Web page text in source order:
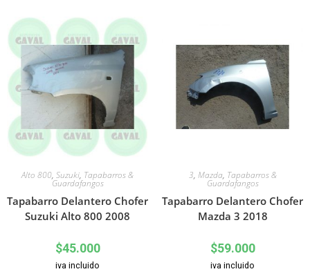
Alto 800, Suzuki, Tapabarros &
Guardafangos
Tapabarro Delantero Chofer
Suzuki Alto 800 2008
$45.000
iva incluido
3, Mazda, Tapabarros &
Guardafangos
Tapabarro Delantero Chofer
Mazda 3 2018
$59.000
iva incluido